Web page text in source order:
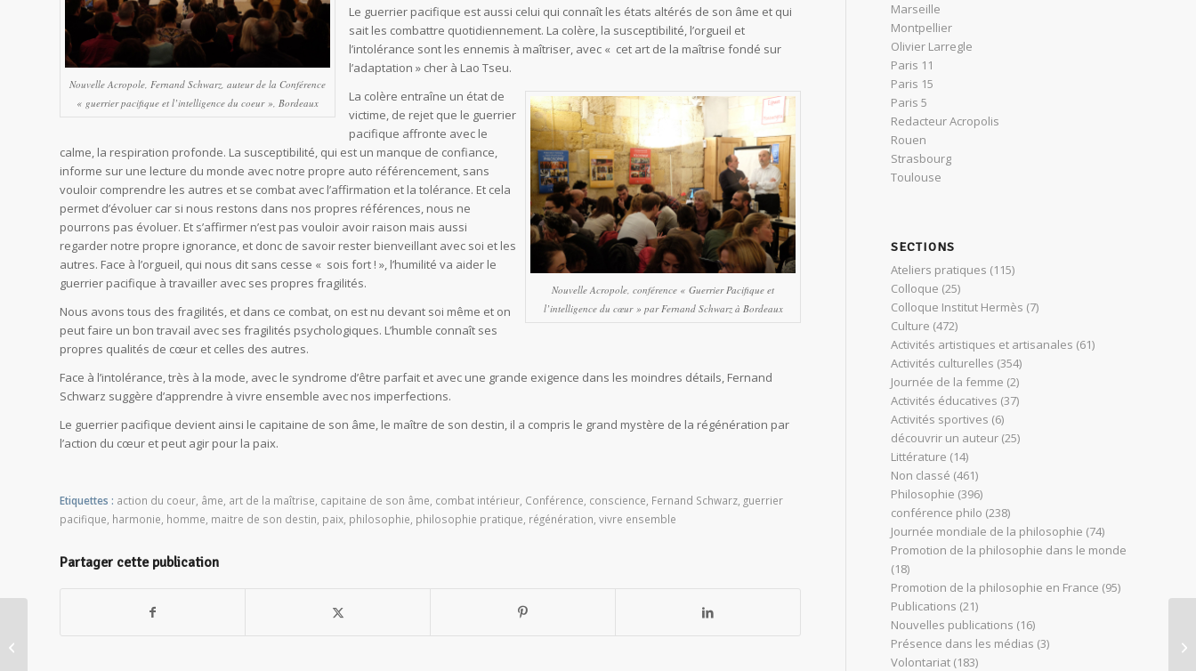
Nouvelle Acropole, Fernand Schwarz, auteur de la Conférence
« guerrier pacifique et l’intelligence du coeur », Bordeaux
Le guerrier pacifique est aussi celui qui connaît les états altérés de son âme et qui
sait les combattre quotidiennement. La colère, la susceptibilité, l’orgueil et
l’intolérance sont les ennemis à maîtriser, avec « cet art de la maîtrise fondé sur
l’adaptation » cher à Lao Tseu.
Nouvelle Acropole, conférence « Guerrier Pacifique et
l’intelligence du cœur » par Fernand Schwarz à Bordeaux
La colère entraîne un état de
victime, de rejet que le guerrier
pacifique affronte avec le
calme, la respiration profonde. La susceptibilité, qui est un manque de confiance,
informe sur une lecture du monde avec notre propre auto référencement, sans
vouloir comprendre les autres et se combat avec l’affirmation et la tolérance. Et cela
permet d’évoluer car si nous restons dans nos propres références, nous ne
pourrons pas évoluer. Et s’affirmer n’est pas vouloir avoir raison mais aussi
regarder notre propre ignorance, et donc de savoir rester bienveillant avec soi et les
autres. Face à l’orgueil, qui nous dit sans cesse « sois fort ! », l’humilité va aider le
guerrier pacifique à travailler avec ses propres fragilités.
Nous avons tous des fragilités, et dans ce combat, on est nu devant soi même et on
peut faire un bon travail avec ses fragilités psychologiques. L’humble connaît ses
propres qualités de cœur et celles des autres.
Face à l’intolérance, très à la mode, avec le syndrome d’être parfait et avec une grande exigence dans les moindres détails, Fernand
Schwarz suggère d’apprendre à vivre ensemble avec nos imperfections.
Le guerrier pacifique devient ainsi le capitaine de son âme, le maître de son destin, il a compris le grand mystère de la régénération par
l’action du cœur et peut agir pour la paix.
Etiquettes : action du coeur, âme, art de la maîtrise, capitaine de son âme, combat intérieur, Conférence, conscience, Fernand Schwarz, guerrier
pacifique, harmonie, homme, maitre de son destin, paix, philosophie, philosophie pratique, régénération, vivre ensemble
Partager cette publication
Marseille
Montpellier
Olivier Larregle
Paris 11
Paris 15
Paris 5
Redacteur Acropolis
Rouen
Strasbourg
Toulouse
SECTIONS
Ateliers pratiques (115)
Colloque (25)
Colloque Institut Hermès (7)
Culture (472)
Activités artistiques et artisanales (61)
Activités culturelles (354)
Journée de la femme (2)
Activités éducatives (37)
Activités sportives (6)
découvrir un auteur (25)
Littérature (14)
Non classé (461)
Philosophie (396)
conférence philo (238)
Journée mondiale de la philosophie (74)
Promotion de la philosophie dans le monde
(18)
Promotion de la philosophie en France (95)
Publications (21)
Nouvelles publications (16)
Présence dans les médias (3)
Volontariat (183)